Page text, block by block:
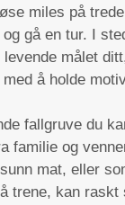
miles på
gå en tur. I
målet
å holde
fallgruve du
familie og
mat, eller
trene, kan raskt